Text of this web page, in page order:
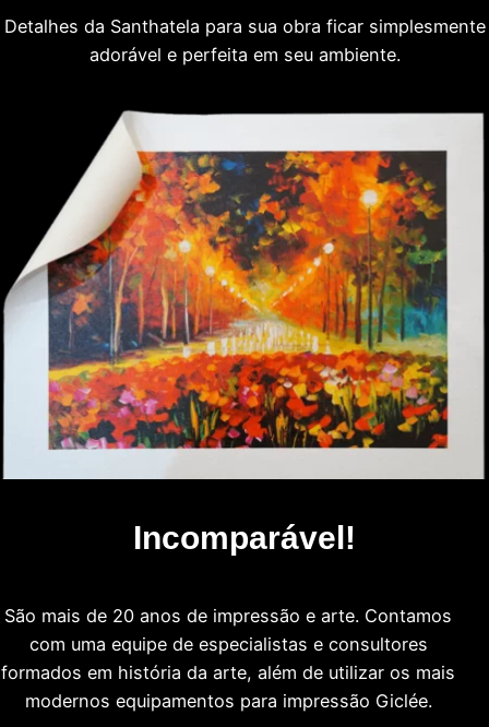
Detalhes da Santhatela para sua obra ficar simplesmente
adorável e perfeita em seu ambiente.
Incomparável!
São mais de 20 anos de impressão e arte. Contamos
com uma equipe de especialistas e consultores
formados em história da arte, além de utilizar os mais
modernos equipamentos para impressão Giclée.